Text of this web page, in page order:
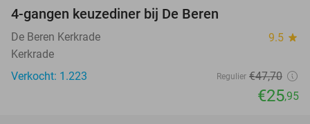
4-gangen keuzediner bij De Beren
De Beren Kerkrade 9.5 star
Kerkrade
Verkocht: 1.223
Regulier €47,70
€25,95